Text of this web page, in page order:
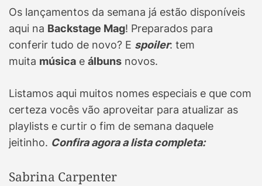
Os lançamentos da semana já estão disponíveis
aqui na Backstage Mag! Preparados para
conferir tudo de novo? E spoiler: tem
muita música e álbuns novos.
Listamos aqui muitos nomes especiais e que com
certeza vocês vão aproveitar para atualizar as
playlists e curtir o fim de semana daquele
jeitinho. Confira agora a lista completa:
Sabrina Carpenter